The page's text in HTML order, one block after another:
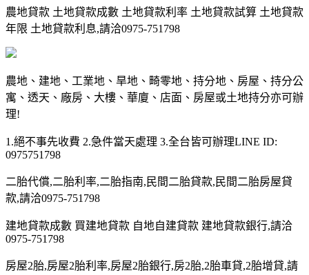
農地貸款 土地貸款成數 土地貸款利率 土地貸款試算 土地貸款
年限 土地貸款利息,請洽0975-751798
農地、建地、工業地、旱地、畸零地、持分地、房屋、持分公
寓、透天、廠房、大樓、華廈、店面、房屋或土地持分亦可辦
理!
1.絕不事先收費 2.急件當天處理 3.全台皆可辦理LINE ID:
0975751798
二胎代償,二胎利率,二胎指南,民間二胎貸款,民間二胎房屋貸
款,請洽0975-751798
建地貸款成數 買建地貸款 自地自建貸款 建地貸款銀行,請洽
0975-751798
房屋2胎,房屋2胎利率,房屋2胎銀行,房2胎,2胎車貸,2胎增貸,請